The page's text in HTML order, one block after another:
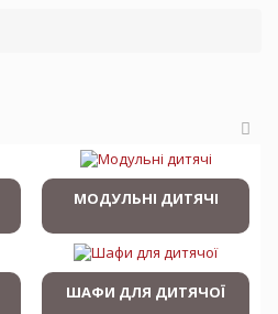
МОДУЛЬНІ ДИТЯЧІ
ШАФИ ДЛЯ ДИТЯЧОЇ